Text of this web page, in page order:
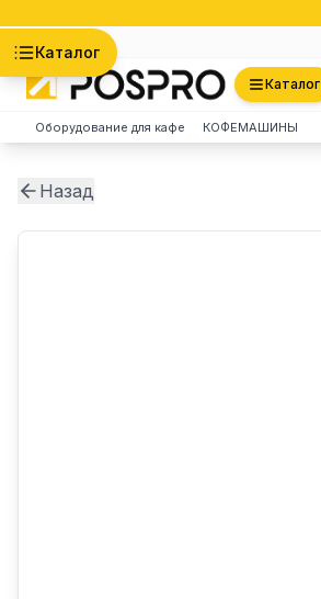
Каталог
Каталог
Оборудование для кафе КОФЕМАШИНЫ
Назад